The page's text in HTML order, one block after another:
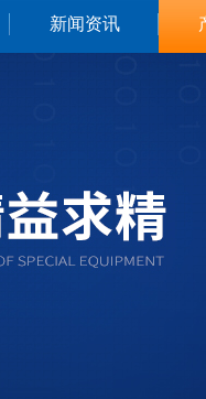
新闻资讯